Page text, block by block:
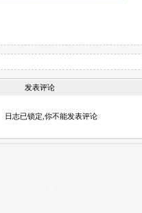
发表评论
日志已锁定,你不能发表评论